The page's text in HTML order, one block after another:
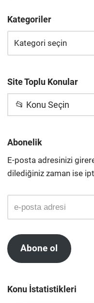
Kategoriler
Site Toplu Konular
📂 Konu Seçin
Abonelik
E-posta adresinizi
dilediğiniz zaman ise
Abone ol
Konu İstatistikleri